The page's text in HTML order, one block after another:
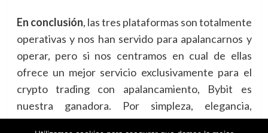
En conclusión, las tres plataformas son totalmente
operativas y nos han servido para apalancarnos y
operar, pero si nos centramos en cual de ellas
ofrece un mejor servicio exclusivamente para el
crypto trading con apalancamiento, Bybit es
nuestra ganadora. Por simpleza, elegancia,
facilidad de uso y comisiones, creemos que es